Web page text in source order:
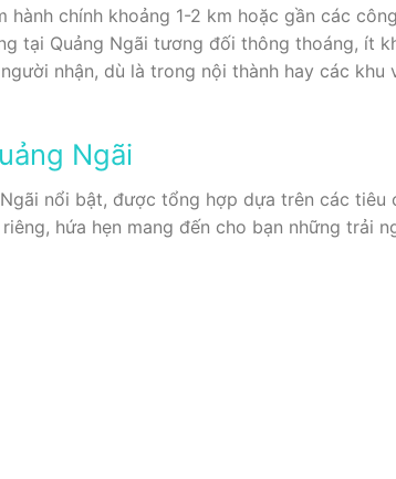
chính khoảng 1-2 km hoặc gần các
tại Quảng Ngãi tương đối thông thoáng, ít
nhận, dù là trong nội thành hay các khu
Ngãi
nổi bật, được tổng hợp dựa trên các tiêu
hứa hẹn mang đến cho bạn những trải